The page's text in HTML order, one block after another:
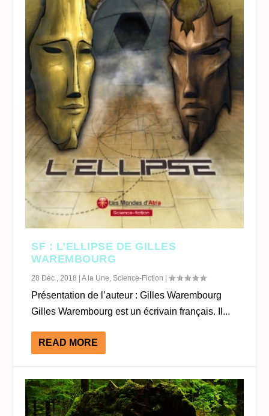
SF : L’ELLIPSE DE GILLES
WAREMBOURG
28 Déc , 2018 |A la Une ,Science-Fiction |
Présentation de l’auteur : Gilles Warembourg
Gilles Warembourg est un écrivain français. Il...
READ MORE